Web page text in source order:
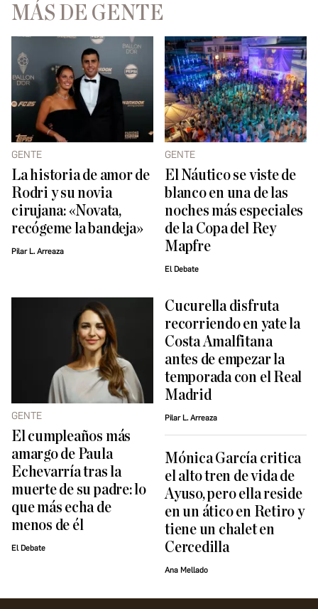
MÁS DE GENTE
GENTE
La historia de amor de
Rodri y su novia
cirujana: «Novata,
recógeme la bandeja»
Pilar L. Arreaza
GENTE
El Náutico se viste de
blanco en una de las
noches más especiales
de la Copa del Rey
Mapfre
El Debate
GENTE
El cumpleaños más
amargo de Paula
Echevarría tras la
muerte de su padre: lo
que más echa de
menos de él
El Debate
Cucurella disfruta
recorriendo en yate la
Costa Amalfitana
antes de empezar la
temporada con el Real
Madrid
Pilar L. Arreaza
Mónica García critica
el alto tren de vida de
Ayuso, pero ella reside
en un ático en Retiro y
tiene un chalet en
Cercedilla
Ana Mellado